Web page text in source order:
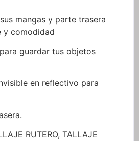
mangas y parte trasera
y comodidad
guardar tus objetos
en reflectivo para
RUTERO, TALLAJE